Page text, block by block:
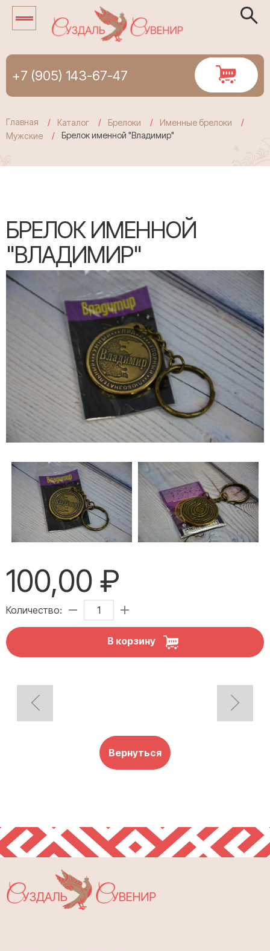
+7 (905) 143-67-47
Главная Каталог Брелоки
Именные брелоки
Мужские
Брелок именной "Владимир"
БРЕЛОК ИМЕННОЙ
"ВЛАДИМИР"
100,00 ₽
Количество:
В корзину
Вернуться